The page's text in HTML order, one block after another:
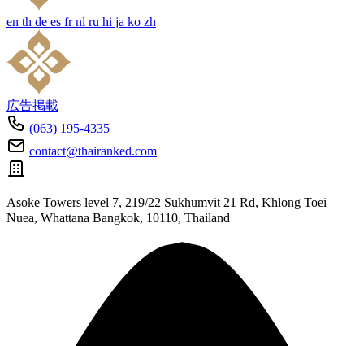
en th de es fr nl ru hi ja ko zh
広告掲載
(063) 195-4335
contact@thairanked.com
Asoke Towers level 7, 219/22 Sukhumvit 21 Rd, Khlong Toei
Nuea, Whattana Bangkok, 10110, Thailand